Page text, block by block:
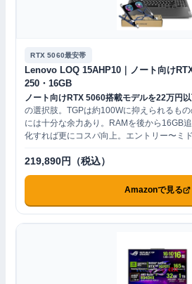
RTX 5060最安帯
Lenovo LOQ 15AHP10｜ノート向け
250・16GB
ノート向けRTX 5060搭載モデルを22万円
の選択肢。TGPは約100Wに抑えられるも
には十分な余力あり。RAMを後から16GB
化すれば更にコスパ向上。エントリー〜ミ
219,890円（税込）
Amazonで見る